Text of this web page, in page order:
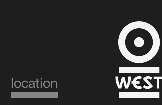
location